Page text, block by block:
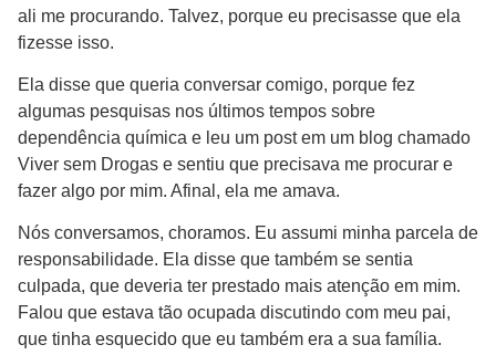
ali me procurando. Talvez, porque eu precisasse que ela
fizesse isso.
Ela disse que queria conversar comigo, porque fez
algumas pesquisas nos últimos tempos sobre
dependência química e leu um post em um blog chamado
Viver sem Drogas e sentiu que precisava me procurar e
fazer algo por mim. Afinal, ela me amava.
Nós conversamos, choramos. Eu assumi minha parcela de
responsabilidade. Ela disse que também se sentia
culpada, que deveria ter prestado mais atenção em mim.
Falou que estava tão ocupada discutindo com meu pai,
que tinha esquecido que eu também era a sua família.